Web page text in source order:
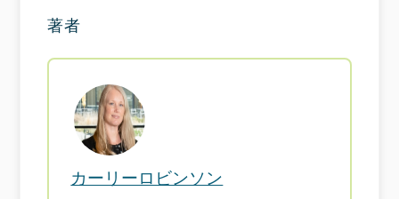
著者
カーリーロビンソン